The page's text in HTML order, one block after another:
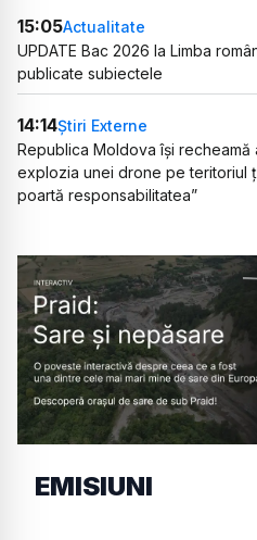
15:05Actualitate
UPDATE Bac 2026 la Limba
publicate subiectele
14:14Știri Externe
Republica Moldova își recheamă
explozia unei drone pe teritoriul
poartă responsabilitatea”
EMISIUNI